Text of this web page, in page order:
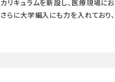
カリキュラムを新設し、医療現場に
さらに大学編入にも力を入れており